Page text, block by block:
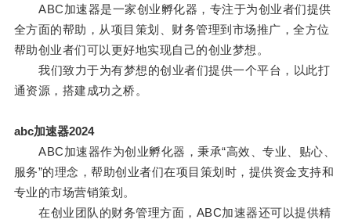
ABC加速器是一家创业孵化器，专注于为创业者们提供
全方面的帮助，从项目策划、财务管理到市场推广，全方位
帮助创业者们可以更好地实现自己的创业梦想。
我们致力于为有梦想的创业者们提供一个平台，以此打
通资源，搭建成功之桥。
abc加速器2024
ABC加速器作为创业孵化器，秉承“高效、专业、贴心、
服务”的理念，帮助创业者们在项目策划时，提供资金支持和
专业的市场营销策划。
在创业团队的财务管理方面，ABC加速器还可以提供精